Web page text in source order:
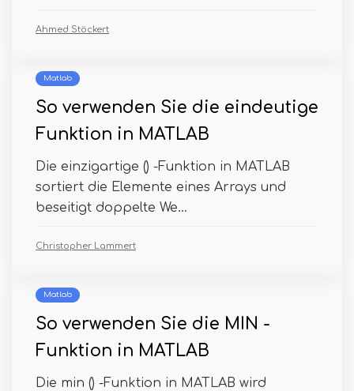
Ahmed Stöckert
Matlab
So verwenden Sie die eindeutige
Funktion in MATLAB
Die einzigartige () -Funktion in MATLAB
sortiert die Elemente eines Arrays und
beseitigt doppelte We...
Christopher Lammert
Matlab
So verwenden Sie die MIN -
Funktion in MATLAB
Die min () -Funktion in MATLAB wird